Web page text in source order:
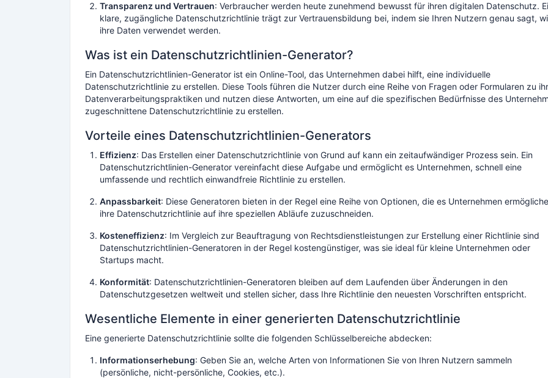
Transparenz und Vertrauen: Verbraucher werden heute zunehmend bewusst für ihren digitalen Datenschutz.
klare, zugängliche Datenschutzrichtlinie trägt zur Vertrauensbildung bei, indem sie Ihren Nutzern genau sagt,
ihre Daten verwendet werden.
Was ist ein Datenschutzrichtlinien-Generator?
Ein Datenschutzrichtlinien-Generator ist ein Online-Tool, das Unternehmen dabei hilft, eine individuelle
Datenschutzrichtlinie zu erstellen. Diese Tools führen die Nutzer durch eine Reihe von Fragen oder Formularen zu
Datenverarbeitungspraktiken und nutzen diese Antworten, um eine auf die spezifischen Bedürfnisse des
zugeschnittene Datenschutzrichtlinie zu erstellen.
Vorteile eines Datenschutzrichtlinien-Generators
Effizienz: Das Erstellen einer Datenschutzrichtlinie von Grund auf kann ein zeitaufwändiger Prozess sein. Ein
Datenschutzrichtlinien-Generator vereinfacht diese Aufgabe und ermöglicht es Unternehmen, schnell eine
umfassende und rechtlich einwandfreie Richtlinie zu erstellen.
Anpassbarkeit: Diese Generatoren bieten in der Regel eine Reihe von Optionen, die es Unternehmen
ihre Datenschutzrichtlinie auf ihre speziellen Abläufe zuzuschneiden.
Kosteneffizienz: Im Vergleich zur Beauftragung von Rechtsdienstleistungen zur Erstellung einer Richtlinie sind
Datenschutzrichtlinien-Generatoren in der Regel kostengünstiger, was sie ideal für kleine Unternehmen oder
Startups macht.
Konformität: Datenschutzrichtlinien-Generatoren bleiben auf dem Laufenden über Änderungen in den
Datenschutzgesetzen weltweit und stellen sicher, dass Ihre Richtlinie den neuesten Vorschriften entspricht.
Wesentliche Elemente in einer generierten Datenschutzrichtlinie
Eine generierte Datenschutzrichtlinie sollte die folgenden Schlüsselbereiche abdecken:
Informationserhebung: Geben Sie an, welche Arten von Informationen Sie von Ihren Nutzern sammeln
(persönliche, nicht-persönliche, Cookies, etc.).